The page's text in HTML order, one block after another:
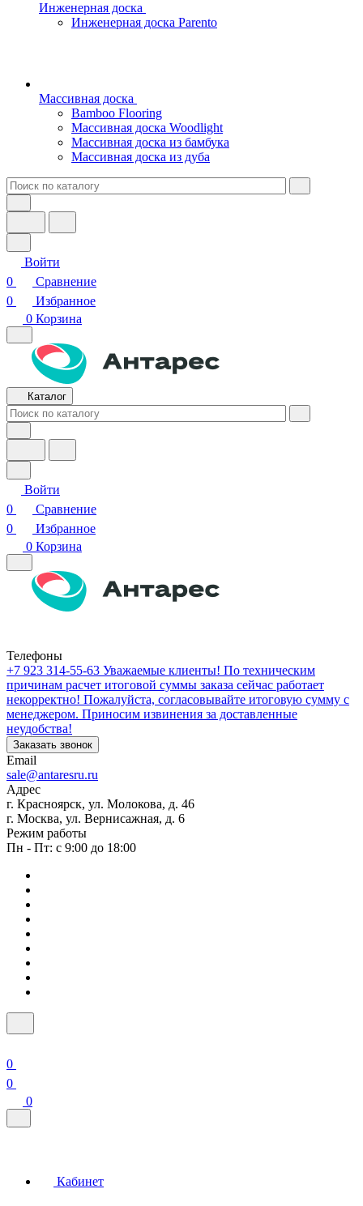
Инженерная доска
Инженерная доска Parento
Массивная доска
Bamboo Flooring
Массивная доска Woodlight
Массивная доска из бамбука
Массивная доска из дуба
Войти
0
Сравнение
0
Избранное
0 Корзина
Каталог
Войти
0
Сравнение
0
Избранное
0 Корзина
Телефоны
+7 923 314-55-63 Уважаемые клиенты! По техническим
причинам расчет итоговой суммы заказа сейчас работает
некорректно! Пожалуйста, согласовывайте итоговую сумму с
менеджером. Приносим извинения за доставленные
неудобства!
Заказать звонок
Email
sale@antaresru.ru
Адрес
г. Красноярск, ул. Молокова, д. 46
г. Москва, ул. Вернисажная, д. 6
Режим работы
Пн - Пт: с 9:00 до 18:00
0
0
0
Кабинет